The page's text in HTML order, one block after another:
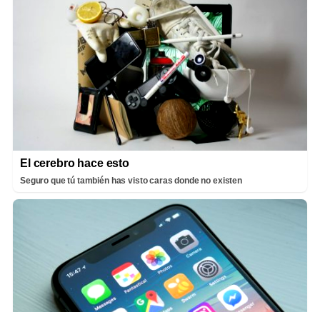
El cerebro hace esto
Seguro que tú también has visto caras donde no existen